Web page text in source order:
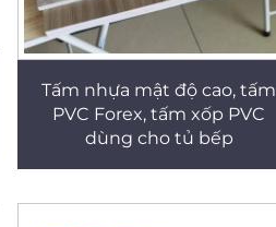
Tấm nhựa mật độ cao, tấm
PVC Forex, tấm xốp PVC
dùng cho tủ bếp